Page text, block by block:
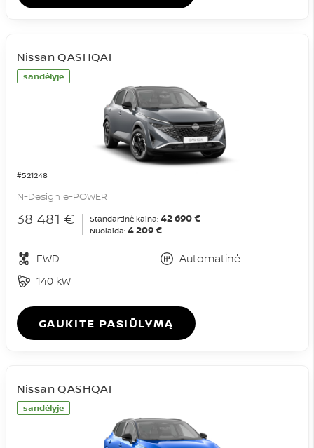
sandėlyje
#521248
Nissan QASHQAI
N-Design e-POWER
38 481 € Standartinė kaina: 42 690 €
Nuolaida: 4 209 €
FWD
Automatinė
140 kW
GAUKITE PASIŪLYMĄ
sandėlyje
Nissan QASHQAI